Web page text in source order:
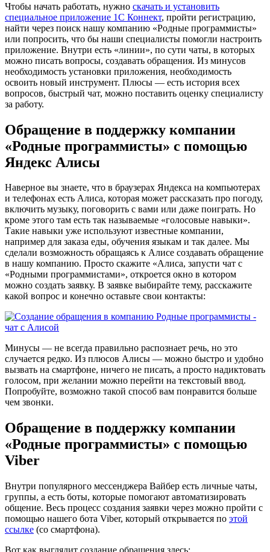
Чтобы начать работать, нужно скачать и установить
специальное приложение 1С Коннект, пройти регистрацию,
найти через поиск нашу компанию «Родные программисты»
или попросить, что бы наши специалисты помогли настроить
приложение. Внутри есть «линии», по сути чаты, в которых
можно писать вопросы, создавать обращения. Из минусов
необходимость установки приложения, необходимость
освоить новый инструмент. Плюсы — есть история всех
вопросов, быстрый чат, можно поставить оценку специалисту
за работу.
Обращение в поддержку компании
«Родные программисты» с помощью
Яндекс Алисы
Наверное вы знаете, что в браузерах Яндекса на компьютерах
и телефонах есть Алиса, которая может рассказать про погоду,
включить музыку, поговорить с вами или даже поиграть. Но
кроме этого там есть так называемые «голосовые навыки».
Такие навыки уже используют известные компании,
например для заказа еды, обучения языкам и так далее. Мы
сделали возможность обращаясь к Алисе создавать обращение
в нашу компанию. Просто скажите «Алиса, запусти чат с
«Родными программистами», откроется окно в котором
можно создать заявку. В заявке выбирайте тему, расскажите
какой вопрос и конечно оставьте свои контакты:
Минусы — не всегда правильно распознает речь, но это
случается редко. Из плюсов Алисы — можно быстро и удобно
вызвать на смартфоне, ничего не писать, а просто надиктовать
голосом, при желании можно перейти на текстовый ввод.
Попробуйте, возможно такой способ вам понравится больше
чем звонки.
Обращение в поддержку компании
«Родные программисты» с помощью
Viber
Внутри популярного мессенджера Вайбер есть личные чаты,
группы, а есть боты, которые помогают автоматизировать
общение. Весь процесс создания заявки через можно пройти с
помощью нашего бота Viber, который открывается по этой
ссылке (со смартфона).